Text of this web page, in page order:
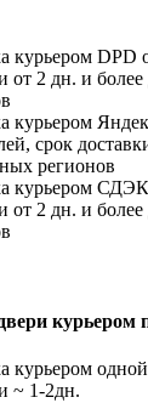
курьером DPD
от 2 дн. и
курьером
срок
регионов
курьером
от 2 дн. и
курьером
курьером
~ 1-2дн.